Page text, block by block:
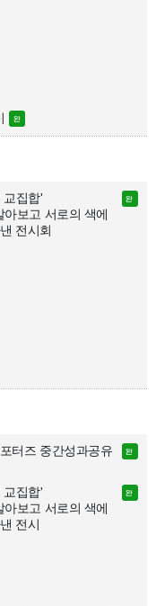
교집합'
보고 서로의 색에
전시회
터즈 중간성과공유
교집합'
보고 서로의 색에
전시